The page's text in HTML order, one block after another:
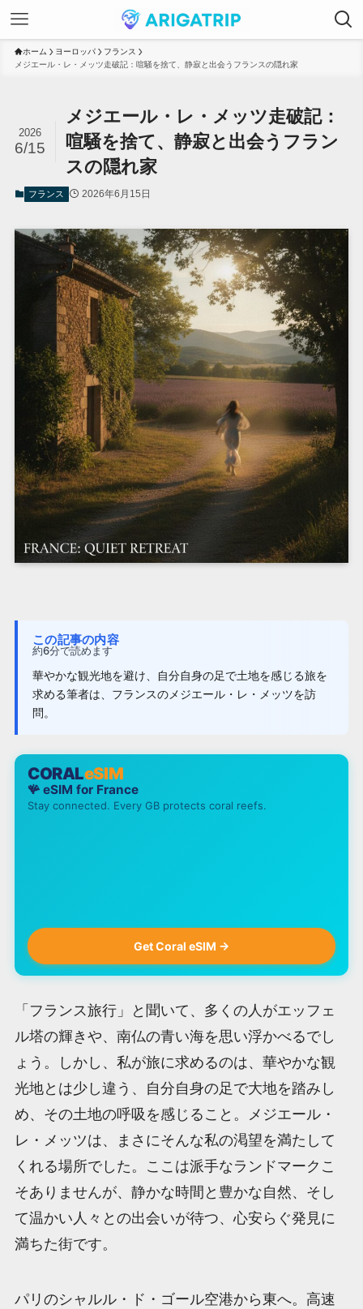
ホーム ヨーロッパ
フランス
メジエール・レ・メッツ走破記：喧騒を捨て、静寂と出会うフランスの隠れ家
メジエール・レ・メッツ走破記：
喧騒を捨て、静寂と出会うフラン
スの隠れ家
2026
6/15
フランス 2026年6月15日
この記事の内容
約6分で読めます
華やかな観光地を避け、自分自身の足で土地を感じる旅を
求める筆者は、フランスのメジエール・レ・メッツを訪
問。
CORALeSIM
🪸 eSIM for France
Stay connected. Every GB protects coral reefs.
Get Coral eSIM →
「フランス旅行」と聞いて、多くの人がエッフェ
ル塔の輝きや、南仏の青い海を思い浮かべるでし
ょう。しかし、私が旅に求めるのは、華やかな観
光地とは少し違う、自分自身の足で大地を踏みし
め、その土地の呼吸を感じること。メジエール・
レ・メッツは、まさにそんな私の渇望を満たして
くれる場所でした。ここは派手なランドマークこ
そありませんが、静かな時間と豊かな自然、そし
て温かい人々との出会いが待つ、心安らぐ発見に
満ちた街です。
パリのシャルル・ド・ゴール空港から東へ。高速